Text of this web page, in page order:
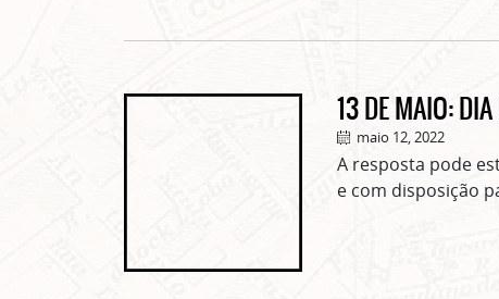
13 DE MAIO:
maio 12, 2022
A resposta pode
e com disposição